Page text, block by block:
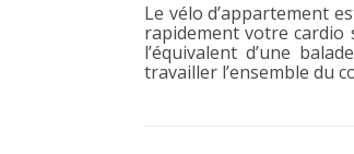
Le vélo d’appartement
rapidement votre cardio
l’équivalent d’une
travailler l’ensemble du